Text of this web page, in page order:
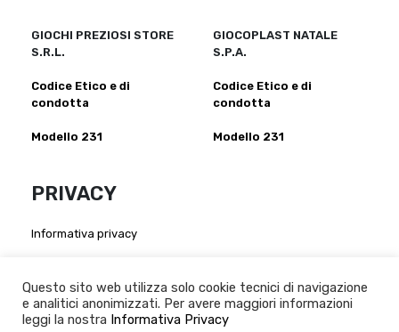
GIOCHI PREZIOSI STORE
S.R.L.
Codice Etico e di
condotta
Modello 231
GIOCOPLAST NATALE
S.P.A.
Codice Etico e di
condotta
Modello 231
PRIVACY
Informativa privacy
Giochi Preziosi S.p.a-Giochi Preziosi Italia S.r.l- Giocheria
S.p.a-Grandi Giochi S.r.l -Giochi Preziosi Store S.r.l-
Giocoplast Nalale S.p.A
Questo sito web utilizza solo cookie tecnici di navigazione
e analitici anonimizzati. Per avere maggiori informazioni
leggi la nostra Informativa Privacy